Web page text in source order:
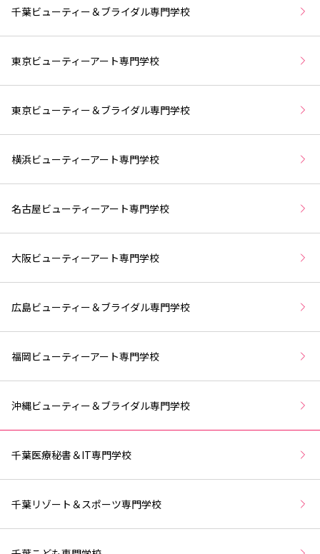
千葉ビューティー＆ブライダル専門学校
東京ビューティーアート専門学校
東京ビューティー＆ブライダル専門学校
横浜ビューティーアート専門学校
名古屋ビューティーアート専門学校
大阪ビューティーアート専門学校
広島ビューティー＆ブライダル専門学校
福岡ビューティーアート専門学校
沖縄ビューティー＆ブライダル専門学校
千葉医療秘書＆IT専門学校
千葉リゾート＆スポーツ専門学校